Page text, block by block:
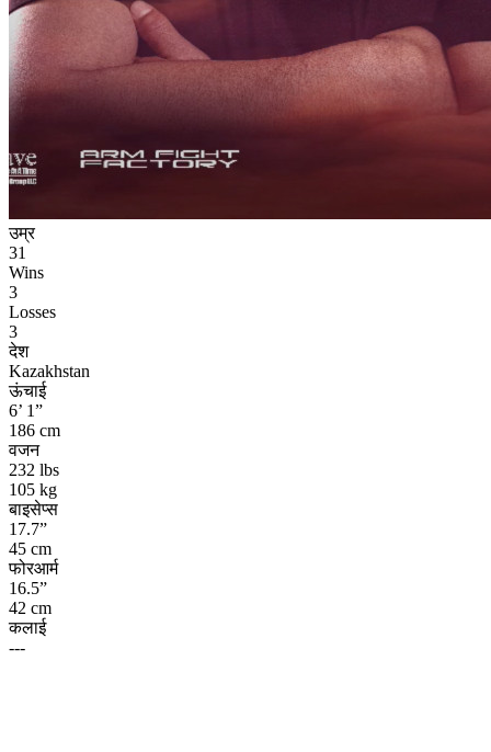
उम्र
31
Wins
3
Losses
3
देश
Kazakhstan
ऊंचाई
6’ 1”
186 cm
वजन
232 lbs
105 kg
बाइसेप्स
17.7”
45 cm
फोरआर्म
16.5”
42 cm
कलाई
---